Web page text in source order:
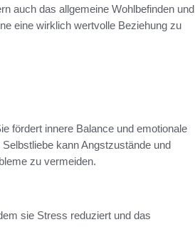
auch das allgemeine Wohlbefinden und
eine wirklich wertvolle Beziehung zu
fördert innere Balance und emotionale
kann Angstzustände und
zu vermeiden.
sie Stress reduziert und das